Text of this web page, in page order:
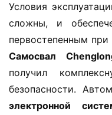
й
к
о
м
е
р
ч
Условия
сложны, и
первостепенным при
Самосвал
получил
безопасности.
электронной